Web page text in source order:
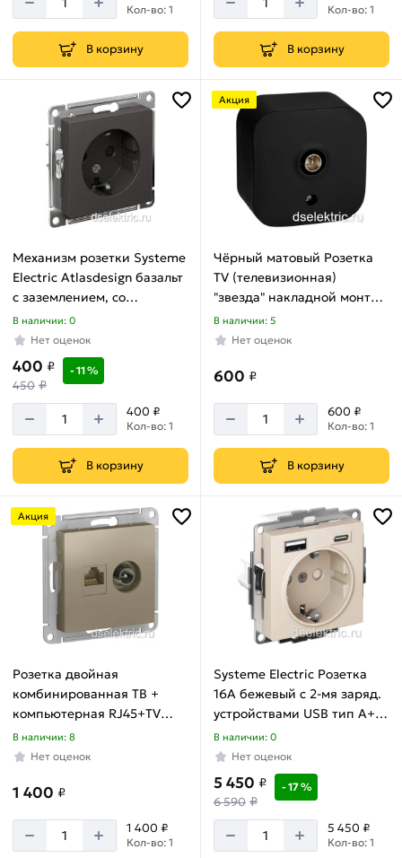
Кол-во: 1
В корзину
Кол-во: 1
В корзину
Механизм розетки Systeme
Electric Atlasdesign базальт
с заземлением, со
шторками, 16а, ATN001445
В наличии: 0
Нет оценок
400 ₽
450 ₽
- 11 %
400 ₽
Кол-во: 1
В корзину
Акция
Чёрный матовый Розетка
TV (телевизионная)
"звезда" накладной монтаж
Legrand Quteo 782478
В наличии: 5
Нет оценок
600 ₽
600 ₽
Кол-во: 1
В корзину
Акция
Розетка двойная
комбинированная ТВ +
компьютерная RJ45+TV
шампан AtlasDesign
ATN000589
В наличии: 8
Нет оценок
1 400 ₽
1 400 ₽
Кол-во: 1
Systeme Electric Розетка
16A бежевый с 2-мя заряд.
устройствами USB тип A+C
5В/2.4А 2х5В/1.2А механизм
AtlasDesign ATN000132
В наличии: 0
Нет оценок
5 450 ₽
6 590 ₽
- 17 %
5 450 ₽
Кол-во: 1